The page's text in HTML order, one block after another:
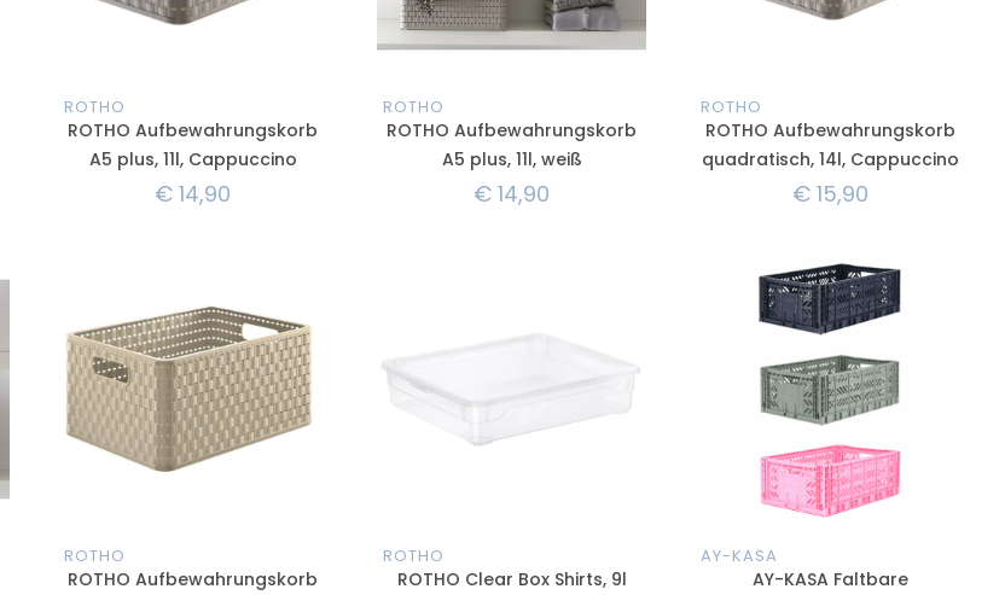
ROTHO
ROTHO Aufbewahrungskorb
A5 plus, 11l, Cappuccino
€ 14,90
ROTHO
ROTHO Aufbewahrungskorb
A5 plus, 11l, weiß
€ 14,90
ROTHO
ROTHO Aufbewahrungskorb
quadratisch, 14l, Cappuccino
€15,90
ROTHO
ROTHO Aufbewahrungskorb
ROTHO
ROTHO Clear Box Shirts, 9l
AY-KASA
AY-KASA Faltbare